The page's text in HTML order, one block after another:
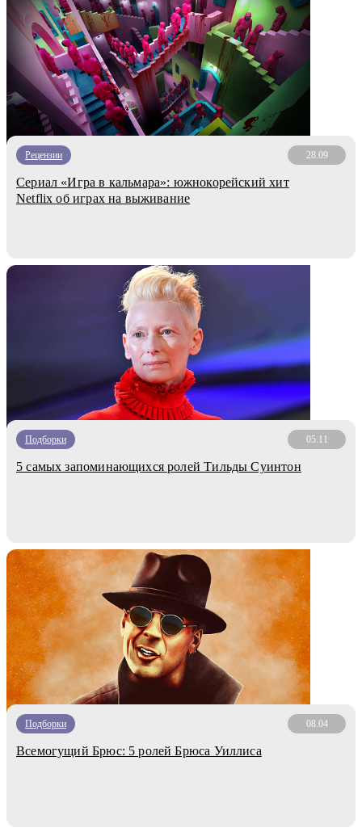
Рецензии 28.09
Сериал «Игра в кальмара»: южнокорейский хит
Netflix об играх на выживание
Подборки 05.11
5 самых запоминающихся ролей Тильды Суинтон
Подборки 08.04
Всемогущий Брюс: 5 ролей Брюса Уиллиса